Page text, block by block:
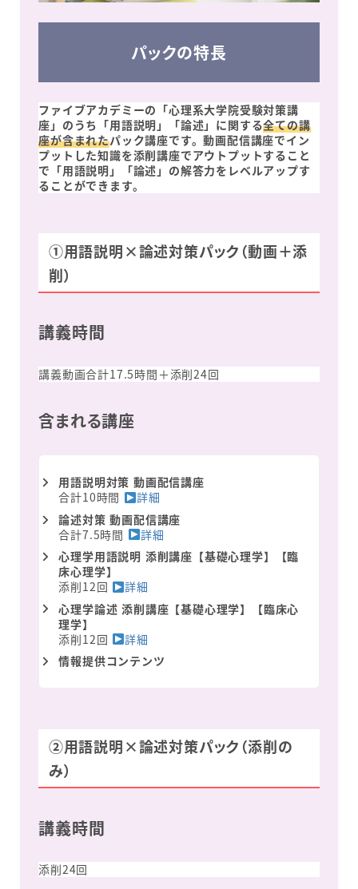
パックの特長
ファイブアカデミーの「心理系大学院受験対策講
座」のうち「用語説明」「論述」に関する全ての講
座が含まれたパック講座です。動画配信講座でイン
プットした知識を添削講座でアウトプットすること
で「用語説明」「論述」の解答力をレベルアップす
ることができます。
①用語説明×論述対策パック（動画＋添
削）
講義時間
講義動画合計17.5時間＋添削24回
含まれる講座
用語説明対策 動画配信講座
合計10時間
詳細
論述対策 動画配信講座
合計7.5時間
詳細
心理学用語説明 添削講座【基礎心理学】【臨
床心理学】
添削12回
詳細
心理学論述 添削講座【基礎心理学】【臨床心
理学】
添削12回
詳細
情報提供コンテンツ
②用語説明×論述対策パック（添削の
み）
講義時間
添削24回